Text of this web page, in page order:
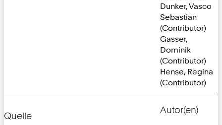
Dunker, Vasco
Sebastian
(Contributor)
Gasser,
Dominik
(Contributor)
Hense, Regina
(Contributor)
Quelle
Autor(en)